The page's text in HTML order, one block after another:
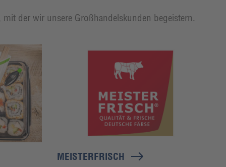
der wir unsere Großhandelskunden begeistern.
MEISTERFRISCH